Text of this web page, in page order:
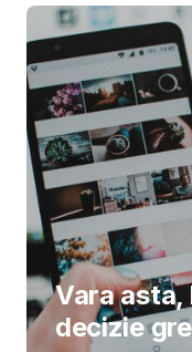
Vara asta,
decizie